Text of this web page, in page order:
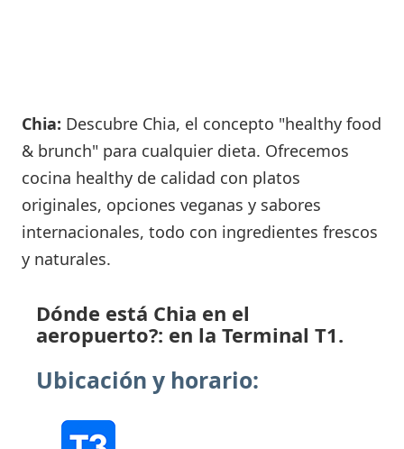
Chia: Descubre Chia, el concepto "healthy food
& brunch" para cualquier dieta. Ofrecemos
cocina healthy de calidad con platos
originales, opciones veganas y sabores
internacionales, todo con ingredientes frescos
y naturales.
Dónde está Chia en el
aeropuerto?: en la Terminal T1.
Ubicación y horario: